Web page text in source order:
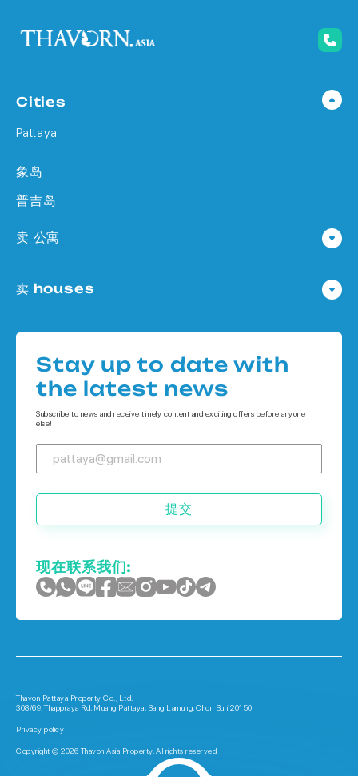
Cities
Pattaya
象岛
普吉岛
卖 公寓
公寓 在
公寓 在 普吉岛
卖 houses
Houses 在 象岛
Stay up to date with
the latest news
Subscribe to news and receive timely content and exciting offers before anyone
else!
提交
现在联系我们:
Thavon Pattaya Property Co., Ltd.
308/69, Thappraya Rd, Muang Pattaya, Bang Lamung, Chon Buri 20150
Privacy policy
Copyright © 2026 Thavon Asia Property. All rights reserved